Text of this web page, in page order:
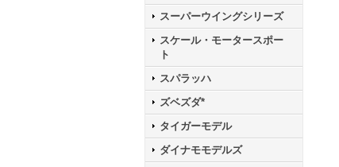
スーパーウイングシリーズ
スケール・モータースポー
ト
スパラッハ
ズベズダ*
タイガーモデル
ダイナモモデルズ